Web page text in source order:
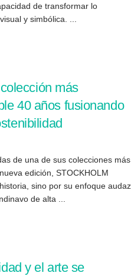
de transformar lo
y simbólica. ...
más
40 años fusionando
de una de sus colecciones más
edición, STOCKHOLM
sino por su enfoque audaz
de alta ...
y el arte se